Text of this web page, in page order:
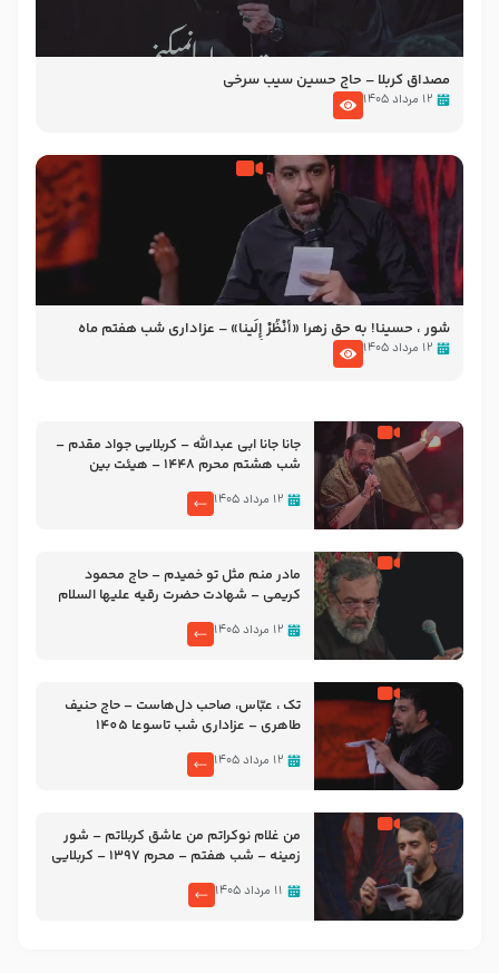
مصداق کربلا – حاج حسین سیب سرخی
۱۲ مرداد ۱۴۰۵
شور ، حسینا! به‌ حق زهرا «أُنْظُرْ إِلَینا» – عزاداری شب هفتم ماه
محرّم 1405
۱۲ مرداد ۱۴۰۵
جانا جانا ابی عبدالله – کربلایی جواد مقدم –
شب هشتم محرم 1448 – هیئت بین
۱۲ مرداد ۱۴۰۵
مادر منم مثل تو خمیدم – حاج محمود
کریمی – شهادت حضرت رقیه علیها السلام
۱۲ مرداد ۱۴۰۵
تک ، عبّاس، صاحب دل‌هاست – حاج حنیف
طاهری – عزاداری شب تاسوعا 1405
۱۲ مرداد ۱۴۰۵
من غلام نوکراتم من عاشق کربلاتم – شور
زمینه – شب هفتم – محرم 1397 – کربلایی
۱۱ مرداد ۱۴۰۵